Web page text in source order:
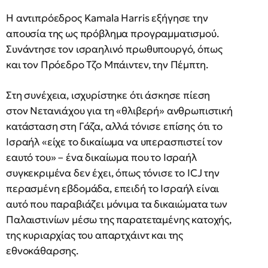
Η αντιπρόεδρος Kamala Harris εξήγησε την
απουσία της ως πρόβλημα προγραμματισμού.
Συνάντησε τον ισραηλινό πρωθυπουργό, όπως
και τον Πρόεδρο Τζο Μπάιντεν, την Πέμπτη.
Στη συνέχεια, ισχυρίστηκε ότι άσκησε πίεση
στον Νετανιάχου για τη «θλιβερή» ανθρωπιστική
κατάσταση στη Γάζα, αλλά τόνισε επίσης ότι το
Ισραήλ «είχε το δικαίωμα να υπερασπιστεί τον
εαυτό του» – ένα δικαίωμα που το Ισραήλ
συγκεκριμένα δεν έχει, όπως τόνισε το ICJ την
περασμένη εβδομάδα, επειδή το Ισραήλ είναι
αυτό που παραβιάζει μόνιμα τα δικαιώματα των
Παλαιστινίων μέσω της παρατεταμένης κατοχής,
της κυριαρχίας του απαρτχάιντ και της
εθνοκάθαρσης.